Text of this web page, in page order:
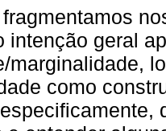
intenção geral
marginalidade,
como